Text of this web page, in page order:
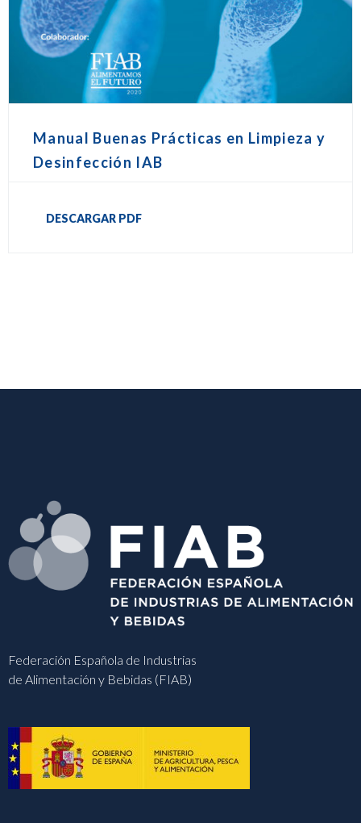
Manual Buenas Prácticas en Limpieza y
Desinfección IAB
DESCARGAR PDF
Federación Española de Industrias
de Alimentación y Bebidas (FIAB)